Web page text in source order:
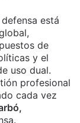
está
de
y el
uso dual.
profesional
cada vez